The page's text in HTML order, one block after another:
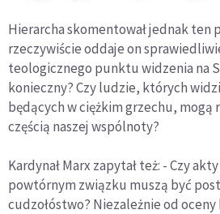
Hierarcha skomentował jednak ten
rzeczywiście oddaje on
teologicznego punktu widzenia na
konieczny? Czy ludzie, których
będących w ciężkim grzechu, mogą
częścią naszej wspólnoty?
Kardynał Marx zapytał też: - Czy
powtórnym związku muszą być
cudzołóstwo? Niezależnie od